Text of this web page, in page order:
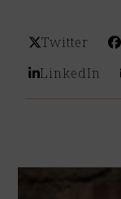
Twitter
LinkedIn